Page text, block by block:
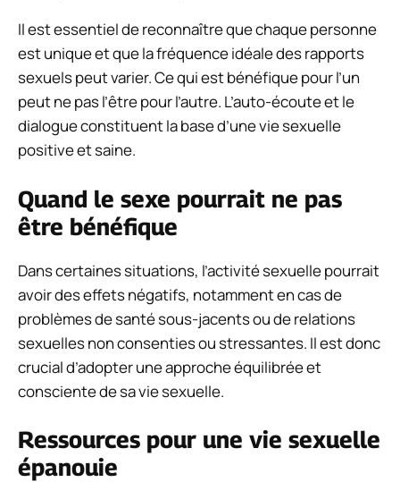
Il est essentiel de reconnaître que chaque personne
est unique et que la fréquence idéale des rapports
sexuels peut varier. Ce qui est bénéfique pour l’un
peut ne pas l’être pour l’autre. L’auto-écoute et le
dialogue constituent la base d’une vie sexuelle
positive et saine.
Quand le sexe pourrait ne pas
être bénéfique
Dans certaines situations, l’activité sexuelle pourrait
avoir des effets négatifs, notamment en cas de
problèmes de santé sous-jacents ou de relations
sexuelles non consenties ou stressantes. Il est donc
crucial d’adopter une approche équilibrée et
consciente de sa vie sexuelle.
Ressources pour une vie sexuelle
épanouie